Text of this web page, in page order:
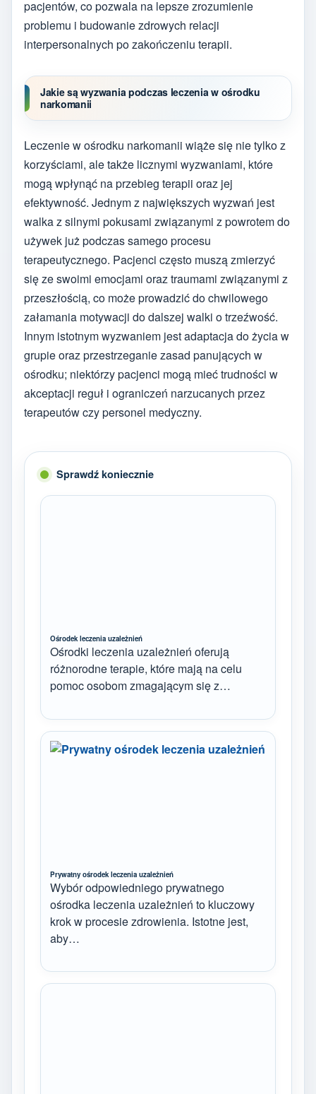
pacjentów, co pozwala na lepsze zrozumienie
problemu i budowanie zdrowych relacji
interpersonalnych po zakończeniu terapii.
Jakie są wyzwania podczas leczenia w ośrodku
narkomanii
Leczenie w ośrodku narkomanii wiąże się nie tylko z
korzyściami, ale także licznymi wyzwaniami, które
mogą wpłynąć na przebieg terapii oraz jej
efektywność. Jednym z największych wyzwań jest
walka z silnymi pokusami związanymi z powrotem do
używek już podczas samego procesu
terapeutycznego. Pacjenci często muszą zmierzyć
się ze swoimi emocjami oraz traumami związanymi z
przeszłością, co może prowadzić do chwilowego
załamania motywacji do dalszej walki o trzeźwość.
Innym istotnym wyzwaniem jest adaptacja do życia w
grupie oraz przestrzeganie zasad panujących w
ośrodku; niektórzy pacjenci mogą mieć trudności w
akceptacji reguł i ograniczeń narzucanych przez
terapeutów czy personel medyczny.
Sprawdź koniecznie
Ośrodek leczenia uzależnień
Ośrodki leczenia uzależnień oferują
różnorodne terapie, które mają na celu
pomoc osobom zmagającym się z…
Prywatny ośrodek leczenia uzależnień
Wybór odpowiedniego prywatnego
ośrodka leczenia uzależnień to kluczowy
krok w procesie zdrowienia. Istotne jest,
aby…